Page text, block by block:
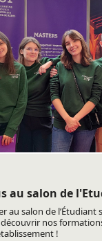
au salon de
au salon de l’Étudiant
découvrir nos
!